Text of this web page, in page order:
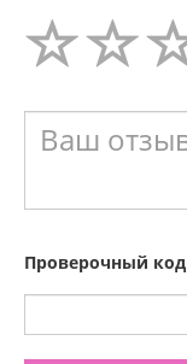
Проверочный код